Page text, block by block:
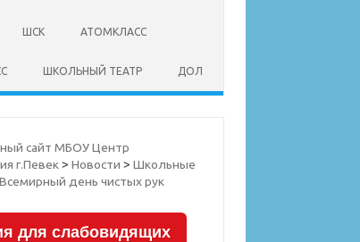
ШСК АТОМКЛАСС
ШКОЛЬНЫЙ ТЕАТР ДОЛ
сайт МБОУ Центр
г.Певек>Новости >Школьные
Всемирный день чистых рук
для слабовидящих